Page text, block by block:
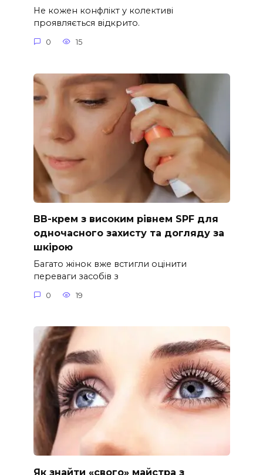
Не кожен конфлікт у колективі
проявляється відкрито.
0 15
ВВ-крем з високим рівнем SPF для
одночасного захисту та догляду за
шкірою
Багато жінок вже встигли оцінити
переваги засобів з
0 19
Як знайти «свого» майстра з